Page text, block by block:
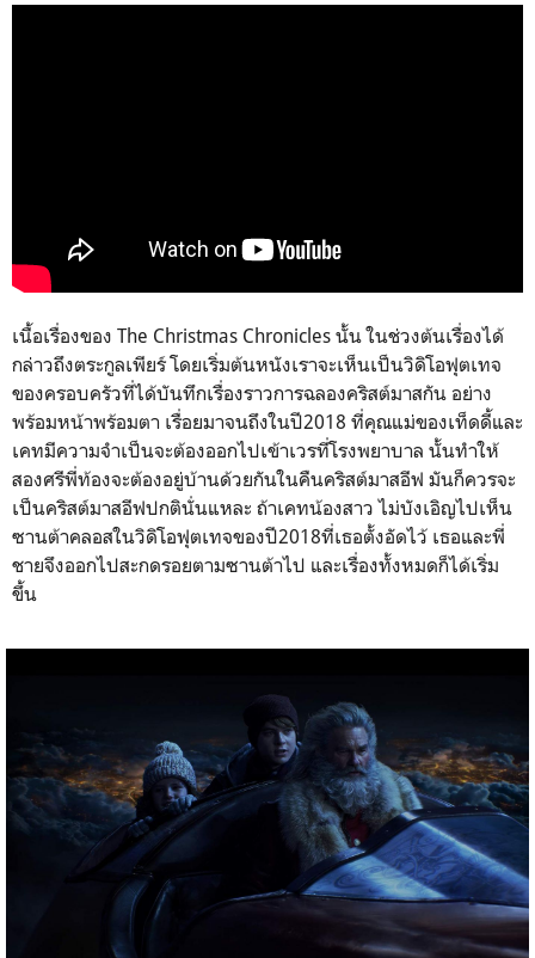
เนื้อเรื่องของ The Christmas Chronicles นั้น ในช่วงต้นเรื่องได้
กล่าวถึงตระกูลเพียร์ โดยเริ่มต้นหนังเราจะเห็นเป็นวิดิโอฟุตเทจ
ของครอบครัวที่ได้บันทึกเรื่องราวการฉลองคริสต์มาสกัน อย่าง
พร้อมหน้าพร้อมตา เรื่อยมาจนถึงในปี2018 ที่คุณแม่ของเท็ดดี้และ
เคทมีความจำเป็นจะต้องออกไปเข้าเวรที่โรงพยาบาล นั้นทำให้
สองศรีพี่ท้องจะต้องอยู่บ้านด้วยกันในคืนคริสต์มาสอีฟ มันก็ควรจะ
เป็นคริสต์มาสอีฟปกตินั่นแหละ ถ้าเคทน้องสาว ไม่บังเอิญไปเห็น
ซานต้าคลอสในวิดิโอฟุตเทจของปี2018ที่เธอตั้งอัดไว้ เธอและพี่
ชายจึงออกไปสะกดรอยตามซานต้าไป และเรื่องทั้งหมดก็ได้เริ่ม
ขึ้น